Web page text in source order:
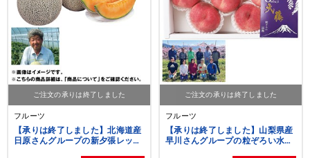
ご注文の承りは終了しました
フルーツ
【承りは終了しました】北海道産
日原さんグループの新夕張レッド
ご注文の承りは終了しました
フルーツ
【承りは終了しました】山梨県産
早川さんグループの粒ぞろい水蜜